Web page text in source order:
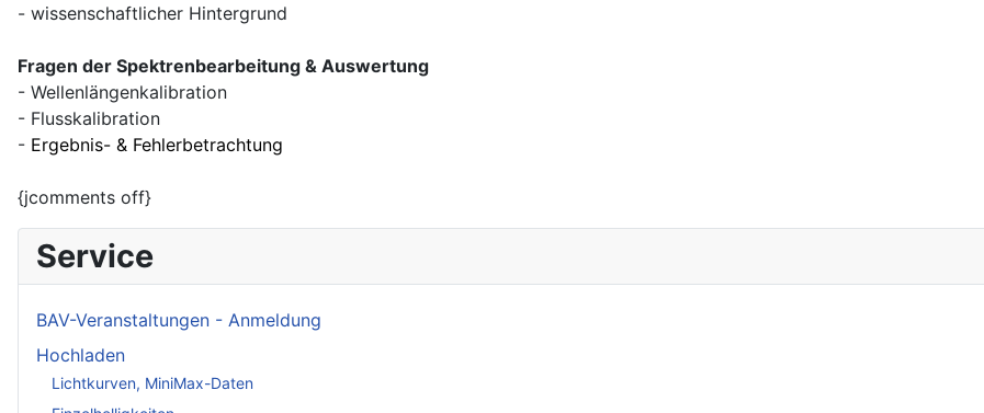
- wissenschaftlicher Hintergrund
Fragen der Spektrenbearbeitung & Auswertung
- Wellenlängenkalibration
- Flusskalibration
- Ergebnis- & Fehlerbetrachtung
{jcomments off}
Service
BAV-Veranstaltungen - Anmeldung
Hochladen
Lichtkurven, MiniMax-Daten